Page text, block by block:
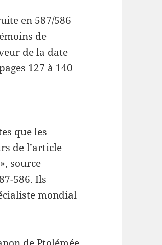
en 587/586
de
de la date
127 à 140
que les
de l’article
source
586. Ils
mondial